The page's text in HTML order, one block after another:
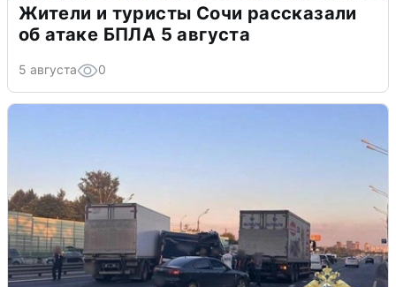
Жители и туристы Сочи рассказали
об атаке БПЛА 5 августа
5 августа 0